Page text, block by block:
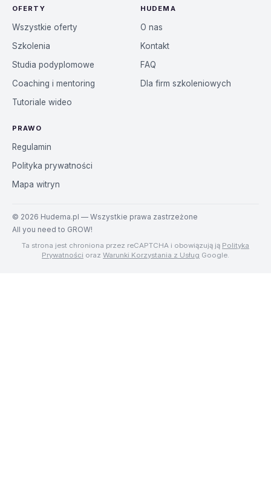
OFERTY
Wszystkie oferty
Szkolenia
Studia podyplomowe
Coaching i mentoring
Tutoriale wideo
HUDEMA
O nas
Kontakt
FAQ
Dla firm szkoleniowych
PRAWO
Regulamin
Polityka prywatności
Mapa witryn
© 2026 Hudema.pl — Wszystkie prawa zastrzeżone
All you need to GROW!
Ta strona jest chroniona przez reCAPTCHA i obowiązują ją Polityka
Prywatności oraz Warunki Korzystania z Usług Google.